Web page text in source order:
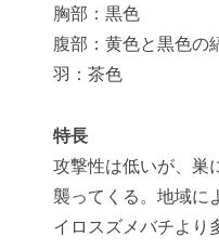
胸部：黒色
腹部：黄色と黒色の
羽：茶色
特長
攻撃性は低いが、巣
襲ってくる。地域に
イロスズメバチより